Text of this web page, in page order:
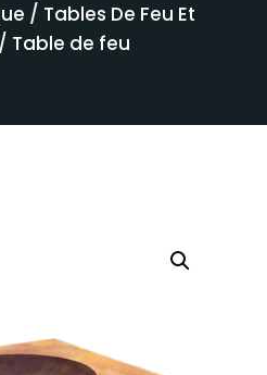
/ Tables De Feu Et
/ Table de feu